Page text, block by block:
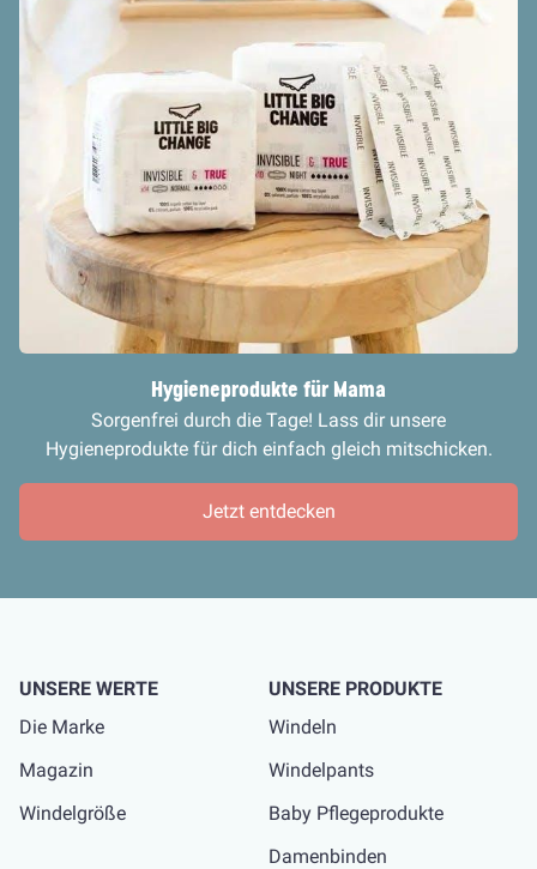
Hygieneprodukte für Mama
Sorgenfrei durch die Tage! Lass dir unsere
Hygieneprodukte für dich einfach gleich mitschicken.
Jetzt entdecken
UNSERE WERTE
Die Marke
Magazin
Windelgröße
UNSERE PRODUKTE
Windeln
Windelpants
Baby Pflegeprodukte
Damenbinden